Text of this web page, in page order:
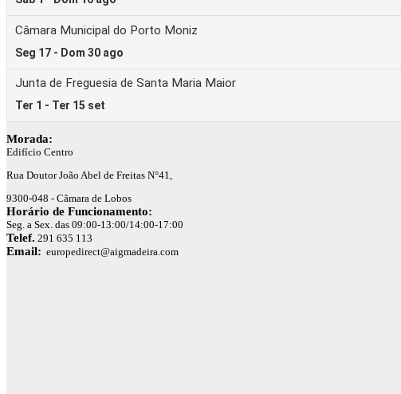
Morada:
Edifício Centro
Rua Doutor João Abel de Freitas N°41,
9300-048 - Câmara de Lobos
Horário de Funcionamento:
Seg. a Sex. das 09:00-13:00/14:00-17:00
Telef. 291 635 113
Email: europedirect@aigmadeira.com